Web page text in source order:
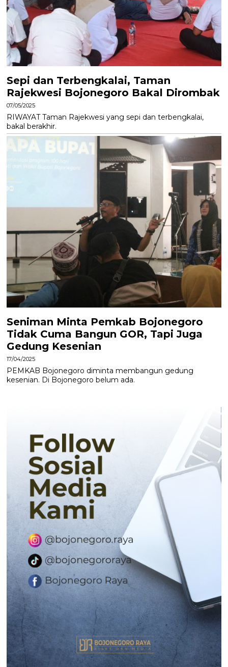
Sepi dan Terbengkalai, Taman
Rajekwesi Bojonegoro Bakal Dirombak
07/05/2025
RIWAYAT Taman Rajekwesi yang sepi dan terbengkalai,
bakal berakhir.
Seniman Minta Pemkab Bojonegoro
Tidak Cuma Bangun GOR, Tapi Juga
Gedung Kesenian
17/04/2025
PEMKAB Bojonegoro diminta membangun gedung
kesenian. Di Bojonegoro belum ada.